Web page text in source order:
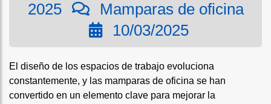
2025
Mamparas de oficina
10/03/2025
El diseño de los espacios de trabajo evoluciona
constantemente, y las mamparas de oficina se han
convertido en un elemento clave para mejorar la